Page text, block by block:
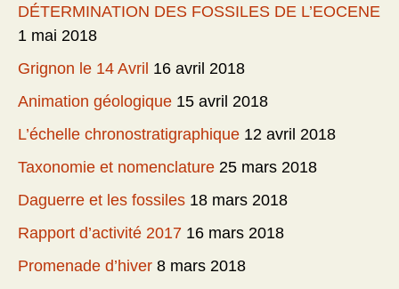
DÉTERMINATION DES FOSSILES DE L’EOCENE
1 mai 2018
Grignon le 14 Avril 16 avril 2018
Animation géologique 15 avril 2018
L’échelle chronostratigraphique 12 avril 2018
Taxonomie et nomenclature 25 mars 2018
Daguerre et les fossiles 18 mars 2018
Rapport d’activité 2017 16 mars 2018
Promenade d’hiver 8 mars 2018